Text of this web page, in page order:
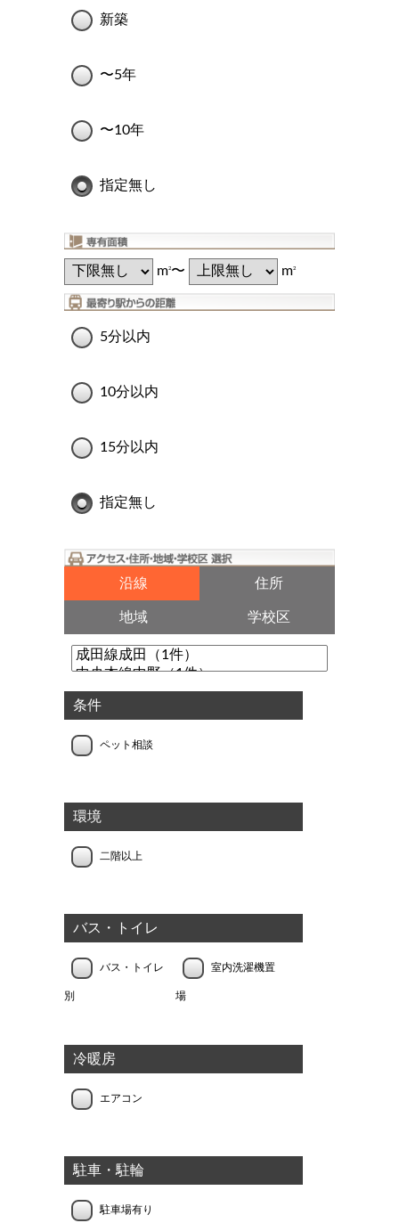
新築
〜5年
〜10年
指定無し
m2〜 m2
5分以内
10分以内
15分以内
指定無し
沿線 住所
地域 学校区
条件
ペット相談
環境
二階以上
バス・トイレ
バス・トイレ
別
室内洗濯機置
場
冷暖房
エアコン
駐車・駐輪
駐車場有り